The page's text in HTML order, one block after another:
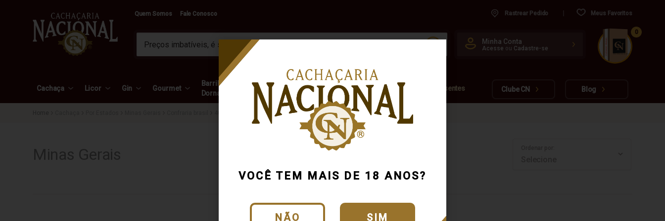
VOCÊ TEM MAIS DE 18 ANOS?
NÃO SIM
Quem Somos Fale Conosco Rastrear Pedido Meus Favoritos
Minha Conta
Acesse ou Cadastre-se
www.cachacarianacional.com.br
CUIDADO FRÁGIL
0
Cachaça Licor Gin Gourmet
Barril e
Dorna
Acessórios
Outras
Bebidas
Marcas Presentes Clube CN Blog
Armazenada R$100 a R$200